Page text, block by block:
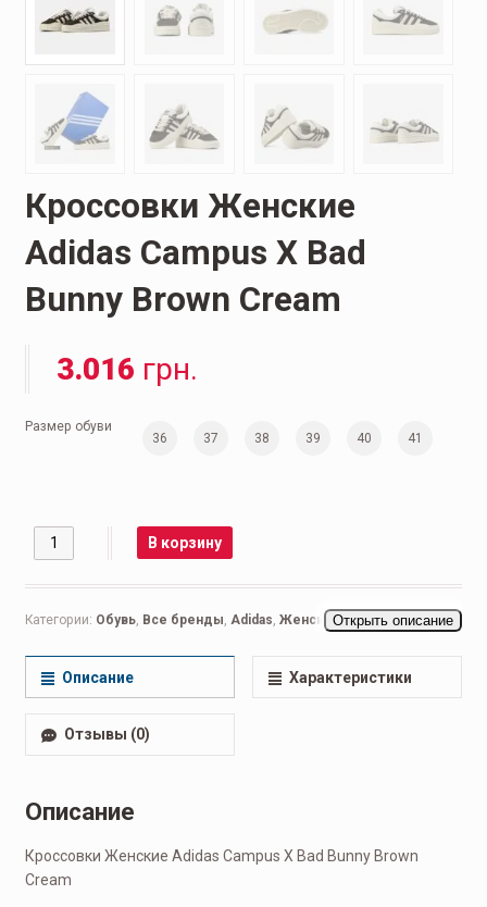
Кроссовки Женские
Adidas Campus X Bad
Bunny Brown Cream
3.016 грн.
Размер обуви
36 37 38 39 40 41
Количество В корзину
Категории: Обувь, Все бренды Adidas Женская обувь,Беговые
женские
Открыть описание
Описание Характеристики
Отзывы (0)
Описание
Кроссовки Женские Adidas Campus X Bad Bunny Brown
Cream